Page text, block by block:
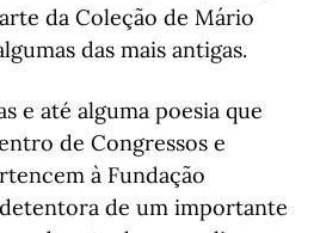
da Coleção de Mário
das mais antigas.
e até alguma poesia que
de Congressos e
à Fundação
de um importante